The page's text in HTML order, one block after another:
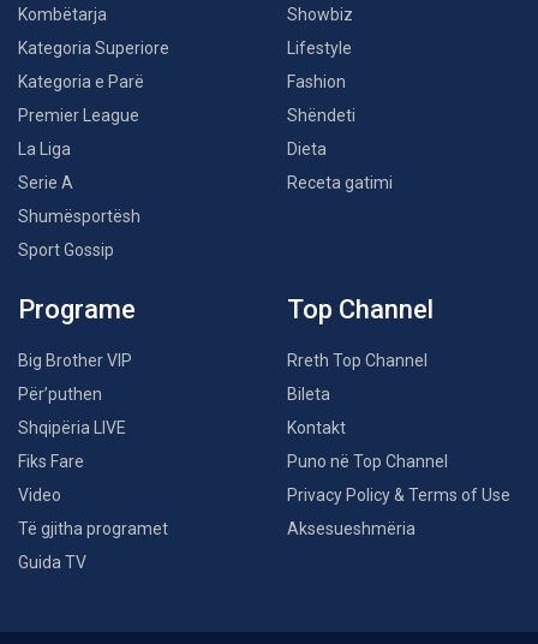
Kombëtarja
Kategoria Superiore
Kategoria e Parë
Premier League
La Liga
Serie A
Shumësportësh
Sport Gossip
Showbiz
Lifestyle
Fashion
Shëndeti
Dieta
Receta gatimi
Programe
Big Brother VIP
Për’puthen
Shqipëria LIVE
Fiks Fare
Video
Të gjitha programet
Guida TV
Top Channel
Rreth Top Channel
Bileta
Kontakt
Puno në Top Channel
Privacy Policy & Terms of Use
Aksesueshmëria